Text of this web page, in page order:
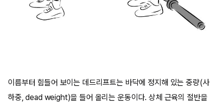
이름부터 힘들어 보이는 데드리프트는 바닥에 정지해 있는 중량(사
하중, dead weight)을 들어 올리는 운동이다. 상체 근육의 절반을